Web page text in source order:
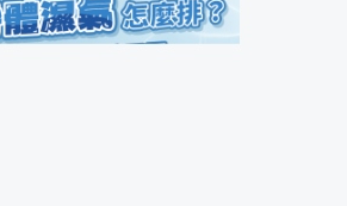
的巧克力外皮，層次豐富
的口感讓人一口陷進去。 好不...